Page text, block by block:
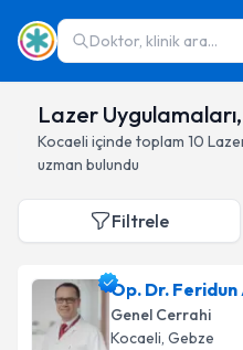
Doktor, klinik ara...
Lazer
Kocaeli içinde toplam 10
uzman bulundu
Filtrele
Op. Dr. Feridun
Genel Cerrahi
Kocaeli, Gebze